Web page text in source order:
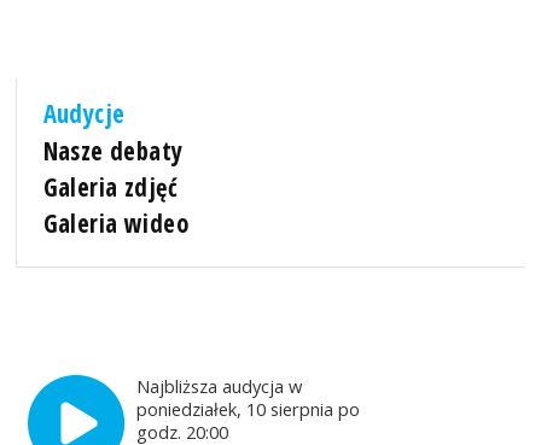
Audycje
Nasze debaty
Galeria zdjęć
Galeria wideo
Najbliższa audycja w
poniedziałek, 10 sierpnia po
godz. 20:00